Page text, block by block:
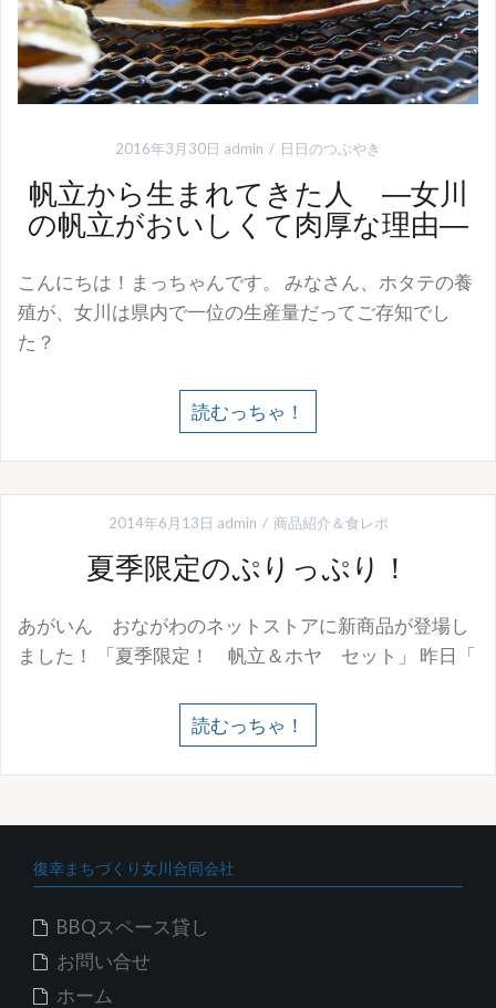
2016年3月30日 admin 日日のつぶやき
帆立から生まれてきた人 ―女川
の帆立がおいしくて肉厚な理由―
こんにちは！まっちゃんです。 みなさん、ホタテの養
殖が、女川は県内で一位の生産量だってご存知でし
た？
読むっちゃ！
2014年6月13日 admin 商品紹介＆食レポ
夏季限定のぷりっぷり！
あがいん おながわのネットストアに新商品が登場し
ました！ 「夏季限定！ 帆立＆ホヤ セット」 昨日「
読むっちゃ！
復幸まちづくり女川合同会社
BBQスペース貸し
お問い合せ
ホーム